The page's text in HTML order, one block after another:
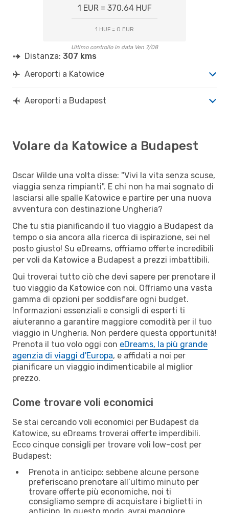
1 EUR = 370.64 HUF
1 HUF = 0 EUR
Ultimo controllo in data Ven 7/08
Distanza: 307 kms
Aeroporti a Katowice
Aeroporti a Budapest
Volare da Katowice a Budapest
Oscar Wilde una volta disse: "Vivi la vita senza scuse,
viaggia senza rimpianti". E chi non ha mai sognato di
lasciarsi alle spalle Katowice e partire per una nuova
avventura con destinazione Ungheria?
Che tu stia pianificando il tuo viaggio a Budapest da
tempo o sia ancora alla ricerca di ispirazione, sei nel
posto giusto! Su eDreams, offriamo offerte incredibili
per voli da Katowice a Budapest a prezzi imbattibili.
Qui troverai tutto ciò che devi sapere per prenotare il
tuo viaggio da Katowice con noi. Offriamo una vasta
gamma di opzioni per soddisfare ogni budget.
Informazioni essenziali e consigli di esperti ti
aiuteranno a garantire maggiore comodità per il tuo
viaggio in Ungheria. Non perdere questa opportunità!
Prenota il tuo volo oggi con eDreams, la più grande
agenzia di viaggi d'Europa, e affidati a noi per
pianificare un viaggio indimenticabile al miglior
prezzo.
Come trovare voli economici
Se stai cercando voli economici per Budapest da
Katowice, su eDreams troverai offerte imperdibili.
Ecco cinque consigli per trovare voli low-cost per
Budapest:
Prenota in anticipo: sebbene alcune persone
preferiscano prenotare all’ultimo minuto per
trovare offerte più economiche, noi ti
consigliamo sempre di acquistare i biglietti in